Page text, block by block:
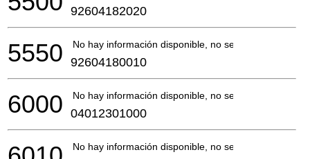
92604182020
No hay información disponible, no se puede pedir
5550 92604180010
No hay información disponible, no se puede pedir
6000 04012301000
No hay información disponible, no se puede pedir